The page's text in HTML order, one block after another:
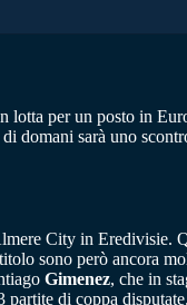
per un posto in
domani sarà uno
City in Eredivisie.
sono però ancora
Gimenez, che in
partite di coppa disputate.